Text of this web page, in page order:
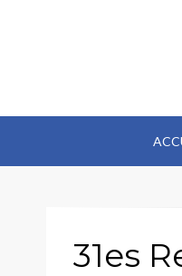
31es